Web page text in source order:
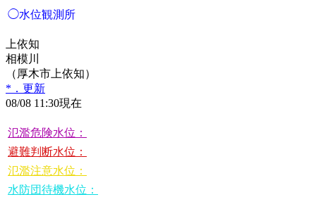
◯水位観測所
上依知
相模川
（厚木市上依知）
*．更新
08/08 11:30現在
氾濫危険水位：
避難判断水位：
氾濫注意水位：
水防団待機水位：